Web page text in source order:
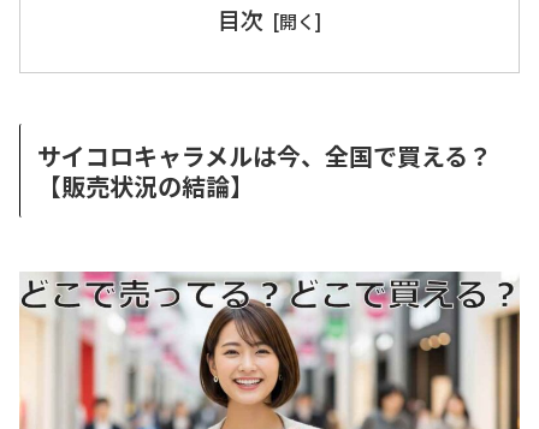
目次
サイコロキャラメルは今、全国で買える？
【販売状況の結論】